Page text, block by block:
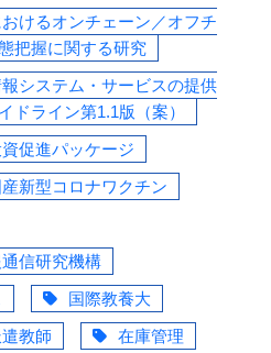
けるオンチェーン／オフチ
把握に関する研究
システム・サービスの提供
ドライン第1.1版（案）
促進パッケージ
産新型コロナワクチン
信研究機構
国際教養大
教師
在庫管理